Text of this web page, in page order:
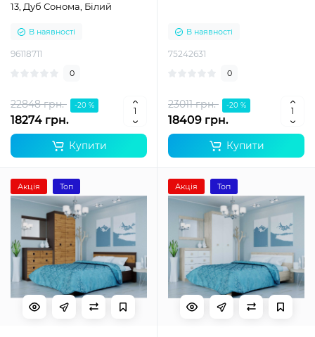
13, Дуб Сонома, Білий
В наявності
96118711
0
22848 грн. -20 %
18274 грн.
Купити
В наявності
75242631
0
23011 грн. -20 %
18409 грн.
Купити
Акція Топ Акція Топ